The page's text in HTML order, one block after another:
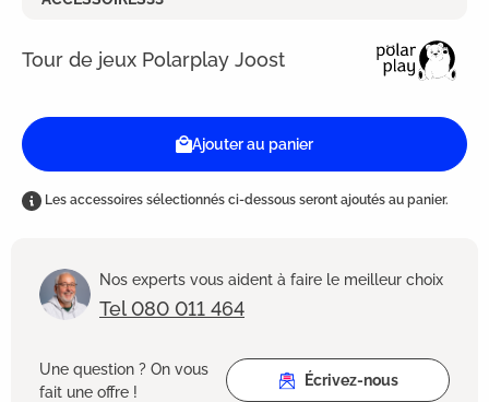
Tour de jeux Polarplay Joost
Ajouter au panier
Les accessoires sélectionnés ci-dessous seront ajoutés au panier.
Nos experts vous aident à faire le meilleur choix
Tel 080 011 464
Une question ? On vous
fait une offre !
Écrivez-nous